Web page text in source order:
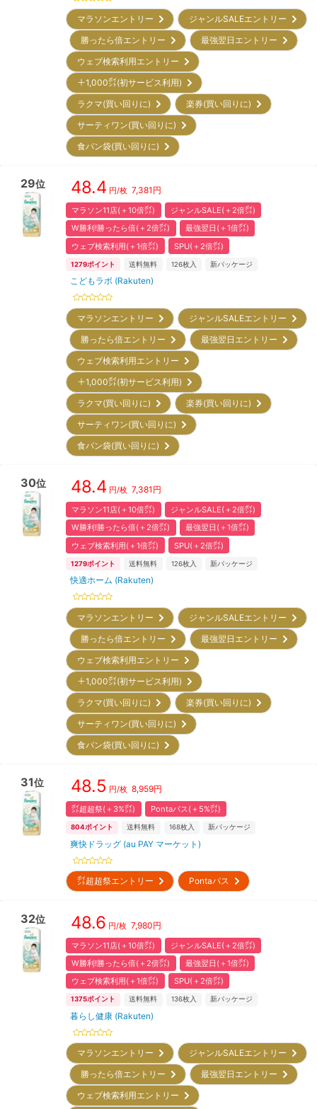
マラソンエントリー
ジャンルSALEエントリー
勝ったら倍エントリー
最強翌日エントリー
ウェブ検索利用エントリー
＋1,000㌽(初サービス利用)
ラクマ(買い回りに)
楽券(買い回りに)
サーティワン(買い回りに)
食パン袋(買い回りに)
29位 48.4 円/枚 7,381 円
マラソン11店(＋10倍㌽)
ジャンルSALE(＋2倍㌽)
W勝利!勝ったら倍(＋2倍㌽)
最強翌日(＋1倍㌽)
ウェブ検索利用(＋1倍㌽)
SPU(＋2倍㌽)
1279ポイント 送料無料 126枚入 新パッケージ
こどもラボ (Rakuten)
マラソンエントリー
ジャンルSALEエントリー
勝ったら倍エントリー
最強翌日エントリー
ウェブ検索利用エントリー
＋1,000㌽(初サービス利用)
ラクマ(買い回りに)
楽券(買い回りに)
サーティワン(買い回りに)
食パン袋(買い回りに)
30位 48.4 円/枚 7,381 円
マラソン11店(＋10倍㌽)
ジャンルSALE(＋2倍㌽)
W勝利!勝ったら倍(＋2倍㌽)
最強翌日(＋1倍㌽)
ウェブ検索利用(＋1倍㌽)
SPU(＋2倍㌽)
1279ポイント 送料無料 126枚入 新パッケージ
快適ホーム (Rakuten)
マラソンエントリー
ジャンルSALEエントリー
勝ったら倍エントリー
最強翌日エントリー
ウェブ検索利用エントリー
＋1,000㌽(初サービス利用)
ラクマ(買い回りに)
楽券(買い回りに)
サーティワン(買い回りに)
食パン袋(買い回りに)
31位 48.5 円/枚 8,959円
㌽超超祭(＋3%㌽) Pontaパス(＋5%㌽)
804ポイント 送料無料 168枚入 新パッケージ
爽快ドラッグ (au PAY マーケット)
㌽超超祭エントリー Pontaパス
32位 48.6 円/枚 7,980円
マラソン11店(＋10倍㌽)
ジャンルSALE(＋2倍㌽)
W勝利!勝ったら倍(＋2倍㌽)
最強翌日(＋1倍㌽)
ウェブ検索利用(＋1倍㌽)
SPU(＋2倍㌽)
1375ポイント 送料無料 136枚入 新パッケージ
暮らし健康 (Rakuten)
マラソンエントリー
ジャンルSALEエントリー
勝ったら倍エントリー
最強翌日エントリー
ウェブ検索利用エントリー